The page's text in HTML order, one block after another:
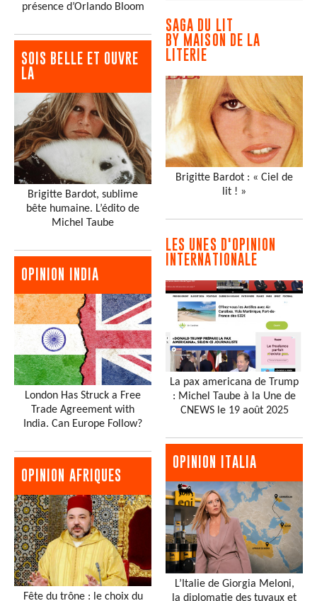
présence d’Orlando Bloom
SOIS BELLE ET OUVRE
LA
Brigitte Bardot, sublime
bête humaine. L’édito de
Michel Taube
OPINION INDIA
London Has Struck a Free
Trade Agreement with
India. Can Europe Follow?
OPINION AFRIQUES
Fête du trône : le choix du
SAGA DU LIT
BY MAISON DE LA
LITERIE
Brigitte Bardot : « Ciel de
lit ! »
LES UNES D'OPINION
INTERNATIONALE
La pax americana de Trump
: Michel Taube à la Une de
CNEWS le 19 août 2025
OPINION ITALIA
L’Italie de Giorgia Meloni,
la diplomatie des tuyaux et